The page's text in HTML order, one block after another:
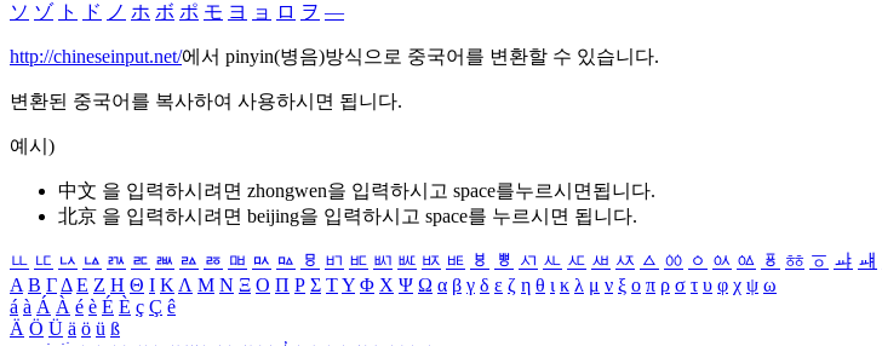
ソ ゾ ト ド ノ ホ ボ ポ モ ヨ ョ ロ ヲ ―
http://chineseinput.net/에서 pinyin(병음)방식으로 중국어를 변환할 수 있습니다.
변환된 중국어를 복사하여 사용하시면 됩니다.
예시)
中文 을 입력하시려면 zhongwen을 입력하시고 space를누르시면됩니다.
北京 을 입력하시려면 beijing을 입력하시고 space를 누르시면 됩니다.
ㅥ ㅦ ㅧ ㅨ ㅩ ㅪ ㅫ ㅬ ㅭ ㅮ ㅯ ㅰ ㅱ ㅲ ㅳ ㅴ ㅵ ㅶ ㅷ ㅸ ㅹ ㅺ ㅻ ㅼ ㅽ ㅾ ㅿ ㆀ ㆁ ㆂ ㆃ ㆄ ㆅ ㆆ ㆇ ㆈ
Α Β ΓΔ Ε Ζ Η Θ Ι ΚΛ Μ Ν Ξ Ο Π Ρ Σ ΤΥ Φ Χ Ψ Ω α β γ δ ε ζ η θ ι κ λ μ ν ξ ο π ρ σ τ υ φ χ ψ ω
á à Á À é è É È ç Ç ê
Ä Ö Ü ä ö ü ß